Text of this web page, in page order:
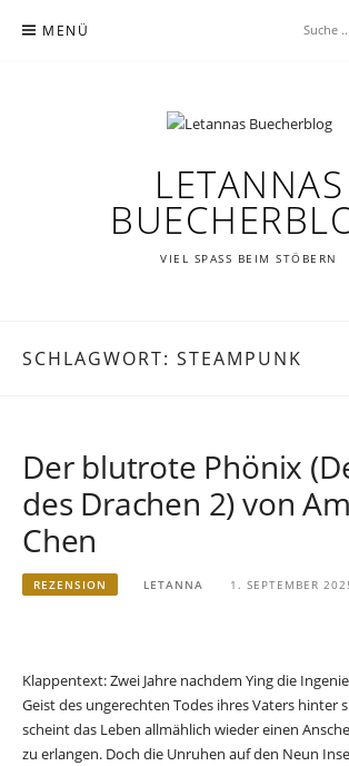
Inhalt MENÜ
LETANNAS
VIEL SPASS BEIM STÖBERN
SCHLAGWORT: STEAMPUNK
Der blutrote Phönix
des Drachen 2) von
Chen
REZENSION LETANNA 1. SEPTEMBER
Klappentext: Zwei Jahre nachdem Ying die
Geist des ungerechten Todes ihres Vaters hinter
scheint das Leben allmählich wieder einen
zu erlangen. Doch die Unruhen auf den Neun